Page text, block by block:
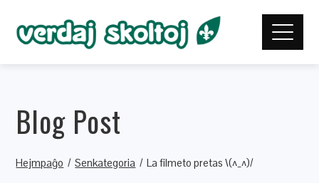
Blog Post
Hejmpaĝo Senkategoria La filmeto pretas \(^_^)/